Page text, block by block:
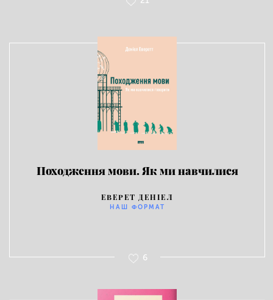
Походження мови. Як ми навчилися
ЕВЕРЕТ ДЕНІЕЛ
НАШ ФОРМАТ
6